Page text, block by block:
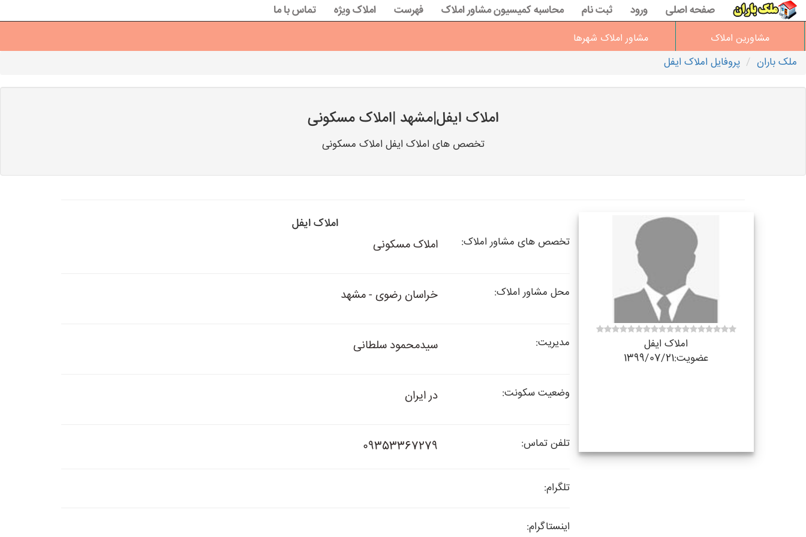
صفحه اصلی ورود ثبت نام محاسبه کمیسیون مشاور املاک فهرست املاک ویژه
تماس با ما
مشاورین املاک
مشاور املاک شهرها
ملک باران
پروفایل املاک ایفل
املاک ایفل|مشهد |املاک مسکونی
تخصص های املاک ایفل املاک مسکونی
املاک ایفل
عضویت:1399/07/21
املاک ایفل
تخصص های مشاور املاک: املاک مسکونی
محل مشاور املاک: خراسان رضوی - مشهد
مدیریت: سیدمحمود سلطانی
وضعیت سکونت: در ایران
تلفن تماس: 09353367279
تلگرام:
اینستاگرام: